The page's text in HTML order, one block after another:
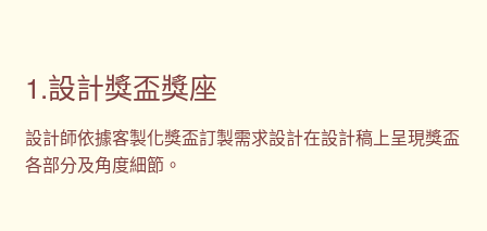
1.設計獎盃獎座
設計師依據客製化獎盃訂製需求設計在設計稿上呈現獎盃
各部分及角度細節。